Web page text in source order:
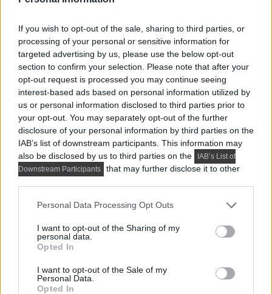
If you wish to opt-out of the sale, sharing to third parties, or
processing of your personal or sensitive information for
targeted advertising by us, please use the below opt-out
section to confirm your selection. Please note that after your
opt-out request is processed you may continue seeing
interest-based ads based on personal information utilized by
us or personal information disclosed to third parties prior to
your opt-out. You may separately opt-out of the further
disclosure of your personal information by third parties on the
IAB’s list of downstream participants. This information may
also be disclosed by us to third parties on the
IAB’s List of
Downstream Participants
that may further disclose it to other
Please note that this website/app uses one or more Google
not limited to your visit or usage behaviour. You may click to
grant or deny consent to Google and its third-party tags to
use your data for below specified purposes in below Google
consent section.
Personal Data Processing Opt Outs
I want to opt-out of the Sharing of my
personal data.
Opted In
I want to opt-out of the Sale of my
Personal Data.
Opted In